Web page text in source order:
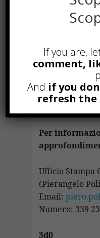
tante altre
fermarsi a
programma
in arrivo già a
Per
Ufficio Stampa
(Pierangelo
Email:
Numero: 339
3d0
If you are,
comment,
And if you
refresh the